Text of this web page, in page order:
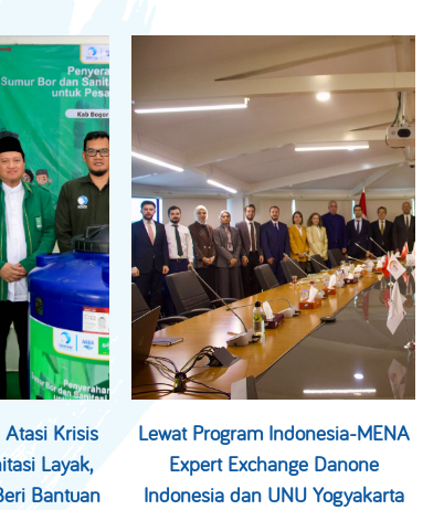
Krisis
Layak,
Bantuan
Lewat Program Indonesia-MENA
Expert Exchange Danone
Indonesia dan UNU Yogyakarta